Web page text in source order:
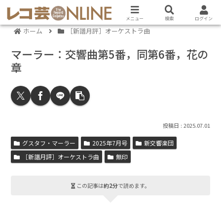
ホーム ［新譜月評］オーケストラ曲
マーラー：交響曲第5番，同第6番，花の
章
2025.07.01
グスタフ・マーラー 2025年7月号
新交響楽団
［新譜月評］オーケストラ曲
無印
この記事は約2分で読めます。
メニュー 検索 ログイン